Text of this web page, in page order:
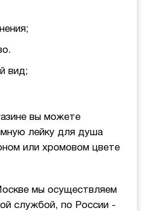
вид;
вы можете
лейку для душа
или хромовом цвете
мы осуществляем
службой, по России -